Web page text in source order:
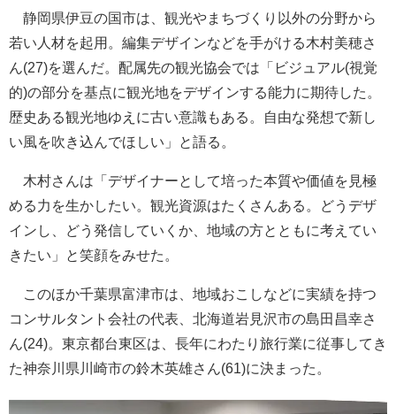
静岡県伊豆の国市は、観光やまちづくり以外の分野から
若い人材を起用。編集デザインなどを手がける木村美穂さ
ん(27)を選んだ。配属先の観光協会では「ビジュアル(視覚
的)の部分を基点に観光地をデザインする能力に期待した。
歴史ある観光地ゆえに古い意識もある。自由な発想で新し
い風を吹き込んでほしい」と語る。
木村さんは「デザイナーとして培った本質や価値を見極
める力を生かしたい。観光資源はたくさんある。どうデザ
インし、どう発信していくか、地域の方とともに考えてい
きたい」と笑顔をみせた。
このほか千葉県富津市は、地域おこしなどに実績を持つ
コンサルタント会社の代表、北海道岩見沢市の島田昌幸さ
ん(24)。東京都台東区は、長年にわたり旅行業に従事してき
た神奈川県川崎市の鈴木英雄さん(61)に決まった。